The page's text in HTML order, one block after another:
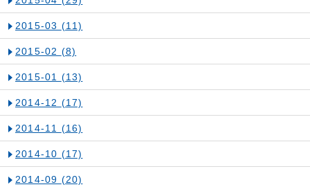
2015-03 (11)
2015-02 (8)
2015-01 (13)
2014-12 (17)
2014-11 (16)
2014-10 (17)
2014-09 (20)